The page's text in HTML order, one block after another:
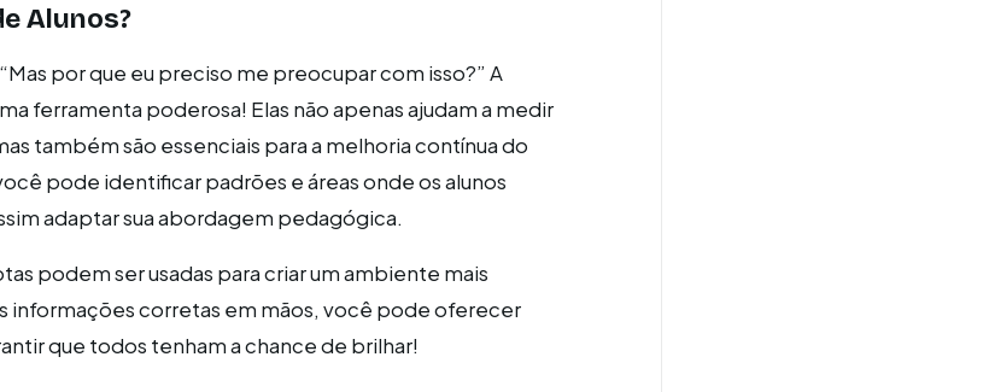
Alunos?
por que eu preciso me preocupar com isso?” A
ferramenta poderosa! Elas não apenas ajudam a medir
também são essenciais para a melhoria contínua do
pode identificar padrões e áreas onde os alunos
adaptar sua abordagem pedagógica.
podem ser usadas para criar um ambiente mais
informações corretas em mãos, você pode oferecer
que todos tenham a chance de brilhar!